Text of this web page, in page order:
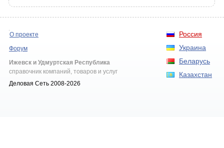
Россия
Украина
Беларусь
Казахстан
О проекте
Форум
Ижевск и Удмуртская Республика
справочник компаний, товаров и услуг
Деловая Сеть 2008-2026